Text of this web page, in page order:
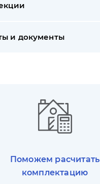
и документы
Поможем расчитать
комплектацию